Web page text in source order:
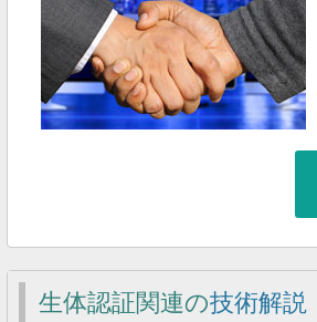
生体認証関連の技術解説